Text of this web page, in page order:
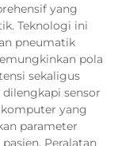
yang
Teknologi ini
pneumatik
pola
sekaligus
sensor
yang
parameter
Peralatan